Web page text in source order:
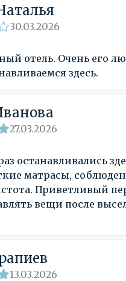
30.03.2026
отель. Очень его
здесь.
27.03.2026
останавливались
матрасы,
Приветливый
вещи после
13.03.2026